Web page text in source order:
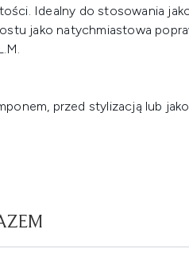
Idealny do stosowania
jako natychmiastowa
przed stylizacją lub